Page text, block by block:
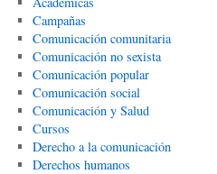
Campañas
Comunicación comunitaria
Comunicación no sexista
Comunicación popular
Comunicación social
Comunicación y Salud
Cursos
Derecho a la comunicación
Derechos humanos